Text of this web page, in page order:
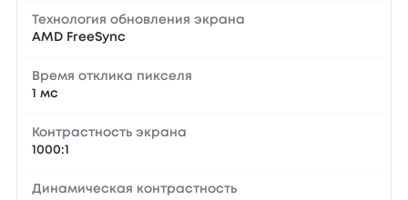
Технология обновления экрана
AMD FreeSync
Время отклика пикселя
1 мс
Контрастность экрана
1000:1
Динамическая контрастность